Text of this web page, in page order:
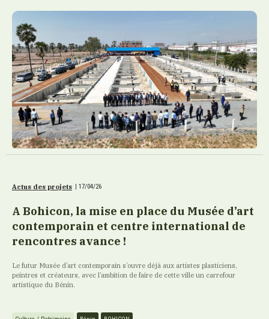
Actus des projets | 17/04/26
A Bohicon, la mise en place du Musée d’art
contemporain et centre international de
rencontres avance !
Le futur Musée d’art contemporain s’ouvre déjà aux artistes plasticiens,
peintres et créateurs, avec l’ambition de faire de cette ville un carrefour
artistique du Bénin.